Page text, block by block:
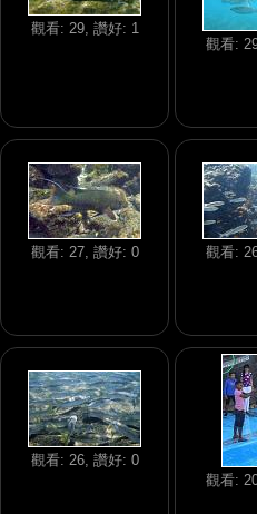
觀看: 29, 讚好: 1
觀看:
觀看: 27, 讚好: 0 觀看:
觀看: 26, 讚好: 0
觀看: